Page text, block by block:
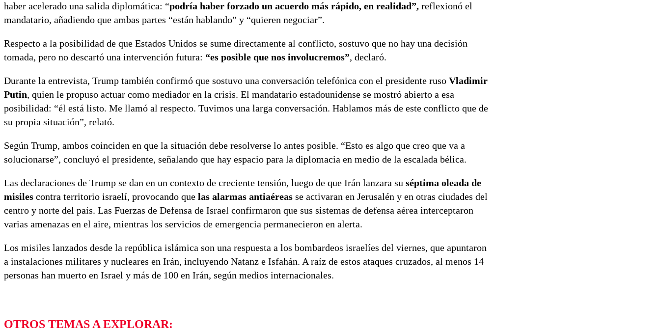
haber acelerado una salida diplomática: “podría haber forzado un acuerdo más rápido, en realidad”, reflexionó el
mandatario, añadiendo que ambas partes “están hablando” y “quieren negociar”.
Respecto a la posibilidad de que Estados Unidos se sume directamente al conflicto, sostuvo que no hay una decisión
tomada, pero no descartó una intervención futura: “es posible que nos involucremos”, declaró.
Durante la entrevista, Trump también confirmó que sostuvo una conversación telefónica con el presidente ruso Vladimir
Putin, quien le propuso actuar como mediador en la crisis. El mandatario estadounidense se mostró abierto a esa
posibilidad: “él está listo. Me llamó al respecto. Tuvimos una larga conversación. Hablamos más de este conflicto que de
su propia situación”, relató.
Según Trump, ambos coinciden en que la situación debe resolverse lo antes posible. “Esto es algo que creo que va a
solucionarse”, concluyó el presidente, señalando que hay espacio para la diplomacia en medio de la escalada bélica.
Las declaraciones de Trump se dan en un contexto de creciente tensión, luego de que Irán lanzara su séptima oleada de
misiles contra territorio israelí, provocando que las alarmas antiaéreas se activaran en Jerusalén y en otras ciudades del
centro y norte del país. Las Fuerzas de Defensa de Israel confirmaron que sus sistemas de defensa aérea interceptaron
varias amenazas en el aire, mientras los servicios de emergencia permanecieron en alerta.
Los misiles lanzados desde la república islámica son una respuesta a los bombardeos israelíes del viernes, que apuntaron
a instalaciones militares y nucleares en Irán, incluyendo Natanz e Isfahán. A raíz de estos ataques cruzados, al menos 14
personas han muerto en Israel y más de 100 en Irán, según medios internacionales.
OTROS TEMAS A EXPLORAR: